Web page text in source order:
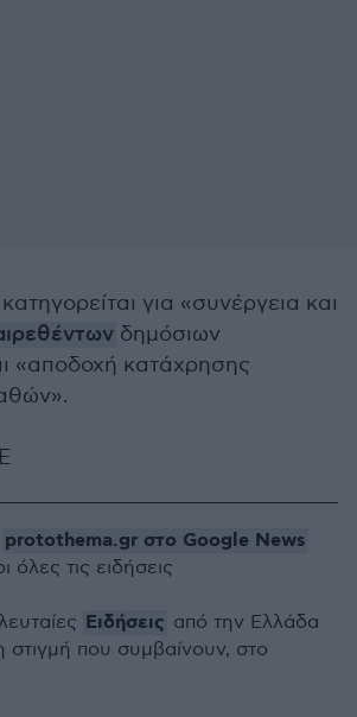
για «συνέργεια και
δημόσιων
«αποδοχή κατάχρησης
protothema.gr στο Google News
όλες τις ειδήσεις
Ειδήσεις από την Ελλάδα
στιγμή που συμβαίνουν, στο